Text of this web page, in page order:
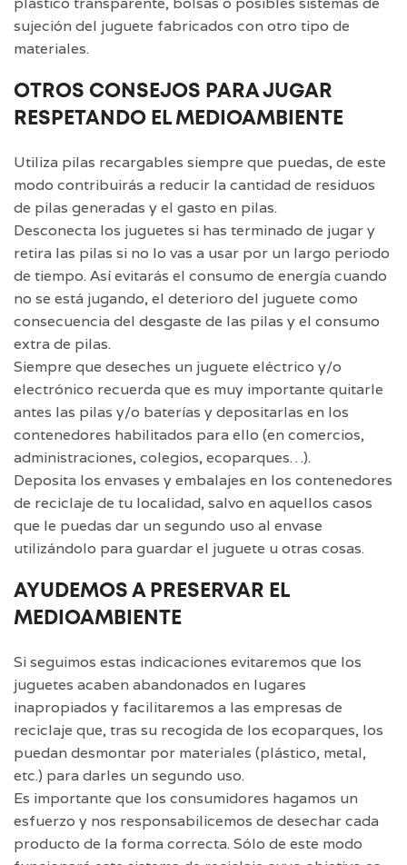
sujeción del juguete fabricados con otro tipo de
materiales.
OTROS CONSEJOS PARA JUGAR
RESPETANDO EL MEDIOAMBIENTE
Utiliza pilas recargables siempre que puedas, de este
modo contribuirás a reducir la cantidad de residuos
de pilas generadas y el gasto en pilas.
Desconecta los juguetes si has terminado de jugar y
retira las pilas si no lo vas a usar por un largo periodo
de tiempo. Así evitarás el consumo de energía cuando
no se está jugando, el deterioro del juguete como
consecuencia del desgaste de las pilas y el consumo
extra de pilas.
Siempre que deseches un juguete eléctrico y/o
electrónico recuerda que es muy importante quitarle
antes las pilas y/o baterías y depositarlas en los
contenedores habilitados para ello (en comercios,
administraciones, colegios, ecoparques…).
Deposita los envases y embalajes en los contenedores
de reciclaje de tu localidad, salvo en aquellos casos
que le puedas dar un segundo uso al envase
utilizándolo para guardar el juguete u otras cosas.
AYUDEMOS A PRESERVAR EL
MEDIOAMBIENTE
Si seguimos estas indicaciones evitaremos que los
juguetes acaben abandonados en lugares
inapropiados y facilitaremos a las empresas de
reciclaje que, tras su recogida de los ecoparques, los
puedan desmontar por materiales (plástico, metal,
etc.) para darles un segundo uso.
Es importante que los consumidores hagamos un
esfuerzo y nos responsabilicemos de desechar cada
producto de la forma correcta. Sólo de este modo